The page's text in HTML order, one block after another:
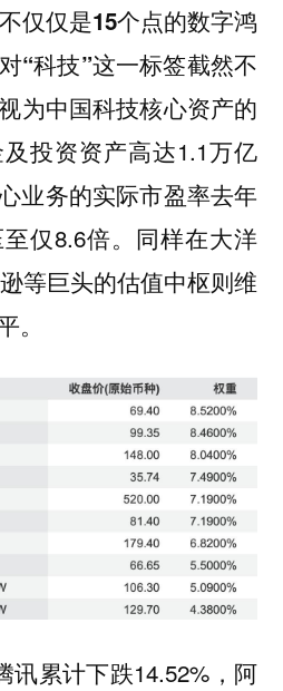
仅仅是15个点的数字鸿
“科技”这一标签截然不
为中国科技核心资产的
投资资产高达1.1万亿
业务的实际市盈率去年
仅8.6倍。同样在大洋
等巨头的估值中枢则维
讯累计下跌14.52%，阿